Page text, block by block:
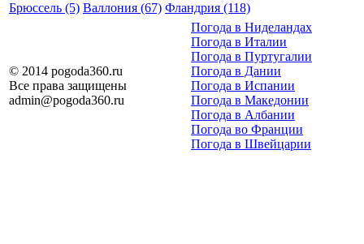
Брюссель (5) Валлония (67) Фландрия (118)
© 2014 pogoda360.ru
Все права защищены
admin@pogoda360.ru
Погода в Ниделандах
Погода в Италии
Погода в Пуртугалии
Погода в Дании
Погода в Испании
Погода в Македонии
Погода в Албании
Погода во Франции
Погода в Швейцарии